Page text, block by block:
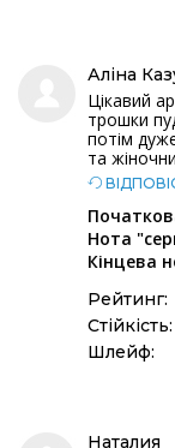
Аліна
Цікавий
трошки
потім
та
Нота
Кінцева
Рейтинг:
Стійкість:
Шлейф:
Наталия